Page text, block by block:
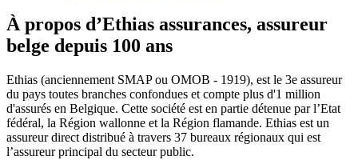
À propos d’Ethias assurances, assureur
belge depuis 100 ans
Ethias (anciennement SMAP ou OMOB - 1919), est le 3e assureur
du pays toutes branches confondues et compte plus d'1 million
d'assurés en Belgique. Cette société est en partie détenue par l’Etat
fédéral, la Région wallonne et la Région flamande. Ethias est un
assureur direct distribué à travers 37 bureaux régionaux qui est
l’assureur principal du secteur public.